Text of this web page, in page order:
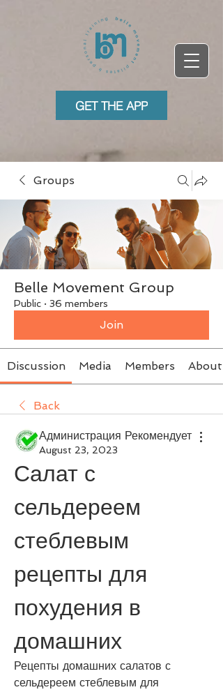
GET THE APP
Groups
Belle Movement Group
Public · 36 members
Join
Discussion Media Members About
Back
Администрация Рекомендует
August 23, 2023
Салат с
сельдереем
стеблевым
рецепты для
похудения в
домашних
Рецепты домашних салатов с
сельдереем стеблевым для